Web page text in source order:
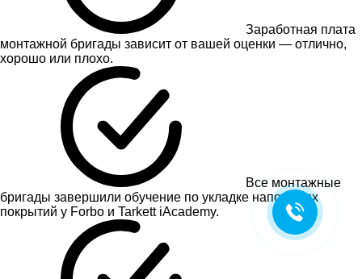
Заработная плата
монтажной бригады зависит от вашей оценки — отлично,
хорошо или плохо.
Все монтажные
бригады завершили обучение по укладке напольных
покрытий у Forbo и Tarkett iAcademy.